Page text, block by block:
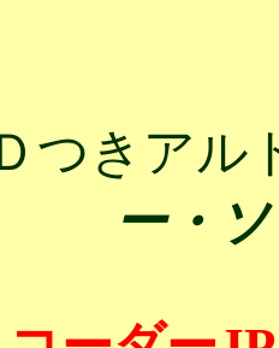
つきアル
ー・